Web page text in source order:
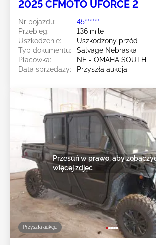
2025 CFMOTO UFORCE 2
Nr pojazdu:
45******
Przebieg:
136 mile
Uszkodzenie:
Uszkodzony przód
Typ dokumentu:
Salvage Nebraska
Placówka:
NE - OMAHA SOUTH
Data sprzedaży:
Przyszła aukcja
Przyszła aukcja
Przesuń w prawo, aby
więcej zdjęć